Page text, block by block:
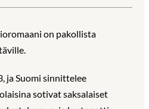
on pakollista
ja Suomi sinnittelee
sotivat saksalaiset